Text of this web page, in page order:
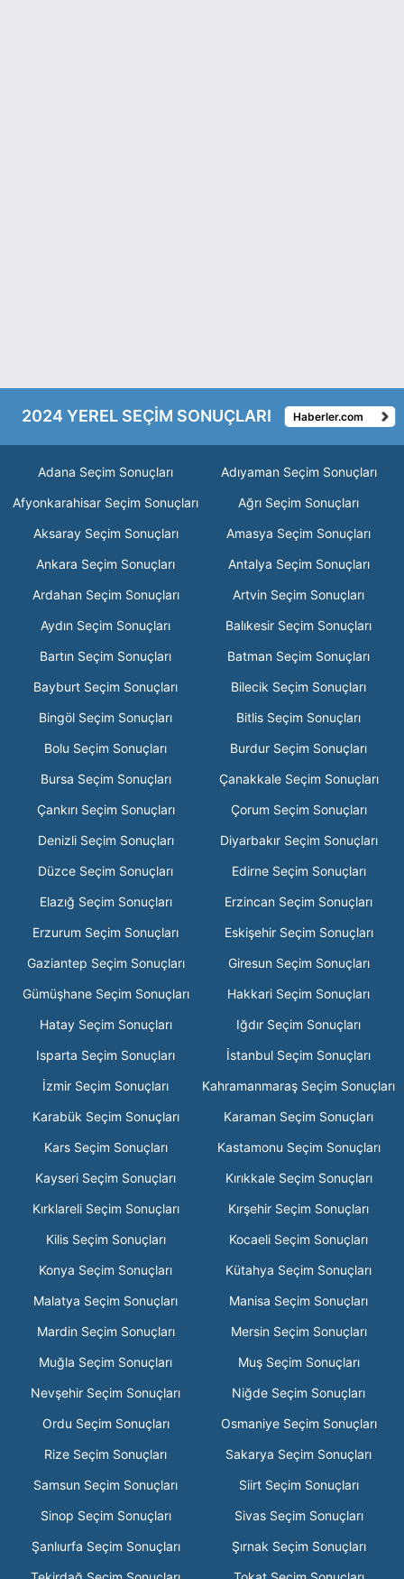
2024 YEREL SEÇİM SONUÇLARI Haberler.com
Adana Seçim Sonuçları
Adıyaman Seçim Sonuçları
Afyonkarahisar Seçim Sonuçları
Ağrı Seçim Sonuçları
Aksaray Seçim Sonuçları
Amasya Seçim Sonuçları
Ankara Seçim Sonuçları
Antalya Seçim Sonuçları
Ardahan Seçim Sonuçları
Artvin Seçim Sonuçları
Aydın Seçim Sonuçları
Balıkesir Seçim Sonuçları
Bartın Seçim Sonuçları
Batman Seçim Sonuçları
Bayburt Seçim Sonuçları
Bilecik Seçim Sonuçları
Bingöl Seçim Sonuçları
Bitlis Seçim Sonuçları
Bolu Seçim Sonuçları
Burdur Seçim Sonuçları
Bursa Seçim Sonuçları
Çanakkale Seçim Sonuçları
Çankırı Seçim Sonuçları
Çorum Seçim Sonuçları
Denizli Seçim Sonuçları
Diyarbakır Seçim Sonuçları
Düzce Seçim Sonuçları
Edirne Seçim Sonuçları
Elazığ Seçim Sonuçları
Erzincan Seçim Sonuçları
Erzurum Seçim Sonuçları
Eskişehir Seçim Sonuçları
Gaziantep Seçim Sonuçları
Giresun Seçim Sonuçları
Gümüşhane Seçim Sonuçları
Hakkari Seçim Sonuçları
Hatay Seçim Sonuçları
Iğdır Seçim Sonuçları
Isparta Seçim Sonuçları
İstanbul Seçim Sonuçları
İzmir Seçim Sonuçları
Kahramanmaraş Seçim Sonuçları
Karabük Seçim Sonuçları
Karaman Seçim Sonuçları
Kars Seçim Sonuçları
Kastamonu Seçim Sonuçları
Kayseri Seçim Sonuçları
Kırıkkale Seçim Sonuçları
Kırklareli Seçim Sonuçları
Kırşehir Seçim Sonuçları
Kilis Seçim Sonuçları
Kocaeli Seçim Sonuçları
Konya Seçim Sonuçları
Kütahya Seçim Sonuçları
Malatya Seçim Sonuçları
Manisa Seçim Sonuçları
Mardin Seçim Sonuçları
Mersin Seçim Sonuçları
Muğla Seçim Sonuçları
Muş Seçim Sonuçları
Nevşehir Seçim Sonuçları
Niğde Seçim Sonuçları
Ordu Seçim Sonuçları
Osmaniye Seçim Sonuçları
Rize Seçim Sonuçları
Sakarya Seçim Sonuçları
Samsun Seçim Sonuçları
Siirt Seçim Sonuçları
Sinop Seçim Sonuçları
Sivas Seçim Sonuçları
Şanlıurfa Seçim Sonuçları
Şırnak Seçim Sonuçları